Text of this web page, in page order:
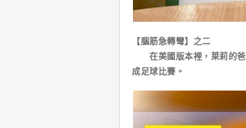
【腦筋急轉彎】之二
在美國版本裡，萊莉的爸
成足球比賽。